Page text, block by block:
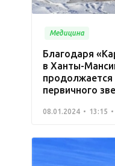
Медицина
Благодаря
в Ханты-
первичного
08.01.2024 13:15